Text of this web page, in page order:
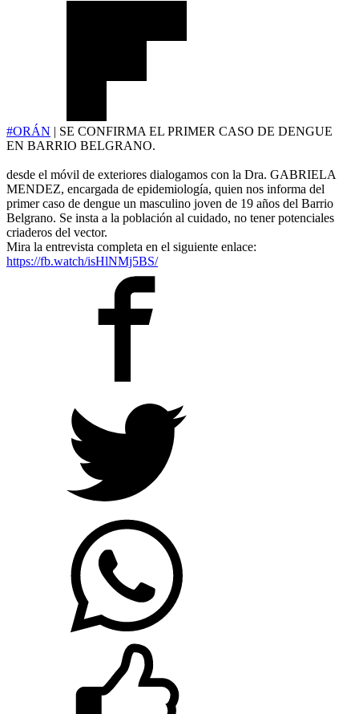
#ORÁN | SE CONFIRMA EL PRIMER CASO DE DENGUE
EN BARRIO BELGRANO.
desde el móvil de exteriores dialogamos con la Dra. GABRIELA
MENDEZ, encargada de epidemiología, quien nos informa del
primer caso de dengue un masculino joven de 19 años del Barrio
Belgrano. Se insta a la población al cuidado, no tener potenciales
criaderos del vector.
Mira la entrevista completa en el siguiente enlace:
https://fb.watch/isHlNMj5BS/